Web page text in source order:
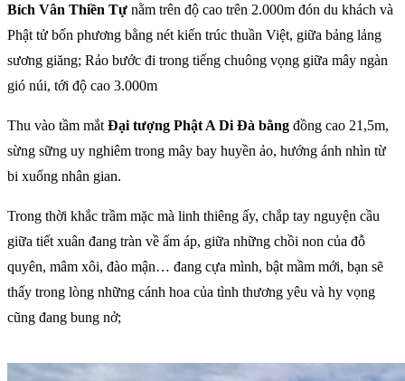
Bích Vân Thiền Tự nằm trên độ cao trên 2.000m đón du khách và
Phật tử bốn phương bằng nét kiến trúc thuần Việt, giữa bảng lảng
sương giăng; Rảo bước đi trong tiếng chuông vọng giữa mây ngàn
gió núi, tới độ cao 3.000m
Thu vào tầm mắt Đại tượng Phật A Di Đà bằng đồng cao 21,5m,
sừng sững uy nghiêm trong mây bay huyền ảo, hướng ánh nhìn từ
bi xuống nhân gian.
Trong thời khắc trầm mặc mà linh thiêng ấy, chắp tay nguyện cầu
giữa tiết xuân đang tràn về ấm áp, giữa những chồi non của đỗ
quyên, mâm xôi, đào mận… đang cựa mình, bật mầm mới, bạn sẽ
thấy trong lòng những cánh hoa của tình thương yêu và hy vọng
cũng đang bung nở;